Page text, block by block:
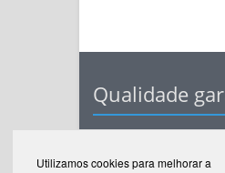
Qualidade
Uma corretora
preparados para
Utilizamos cookies para melhorar a